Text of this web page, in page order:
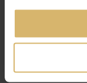
Wykończenie